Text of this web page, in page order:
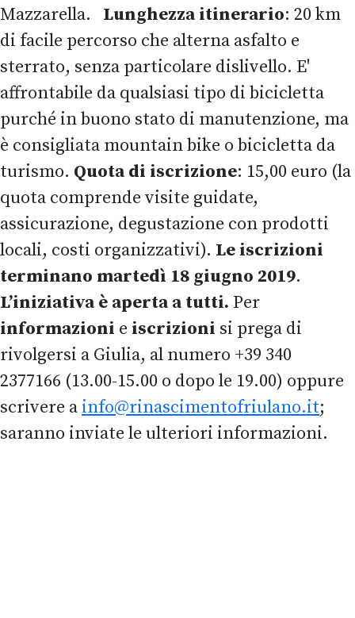
Mazzarella. Lunghezza itinerario: 20 km
di facile percorso che alterna asfalto e
sterrato, senza particolare dislivello. E'
affrontabile da qualsiasi tipo di bicicletta
purché in buono stato di manutenzione, ma
è consigliata mountain bike o bicicletta da
turismo. Quota di iscrizione: 15,00 euro (la
quota comprende visite guidate,
assicurazione, degustazione con prodotti
locali, costi organizzativi). Le iscrizioni
terminano martedì 18 giugno 2019.
L’iniziativa è aperta a tutti. Per
informazioni e iscrizioni si prega di
rivolgersi a Giulia, al numero +39 340
2377166 (13.00-15.00 o dopo le 19.00) oppure
scrivere a info@rinascimentofriulano.it;
saranno inviate le ulteriori informazioni.